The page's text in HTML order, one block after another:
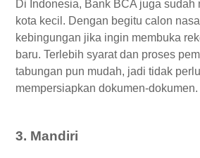
Di Indonesia, Bank BCA juga sudah
kota kecil. Dengan begitu calon
kebingungan jika ingin membuka
baru. Terlebih syarat dan proses
tabungan pun mudah, jadi tidak
mempersiapkan dokumen-dokumen.
3. Mandiri